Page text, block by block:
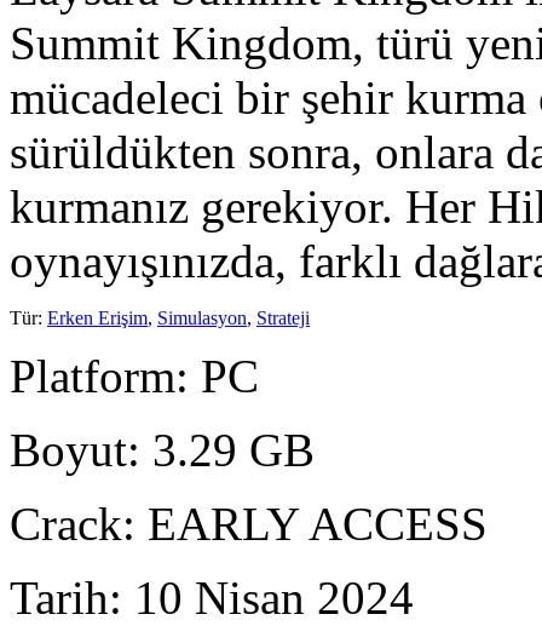
Summit Kingdom, türü
mücadeleci bir şehir
sürüldükten sonra, onlara
kurmanız gerekiyor. Her
oynayışınızda, farklı
Tür: Erken Erişim, Simulasyon, Strateji
Platform: PC
Boyut: 3.29 GB
Crack: EARLY ACCESS
Tarih: 10 Nisan 2024